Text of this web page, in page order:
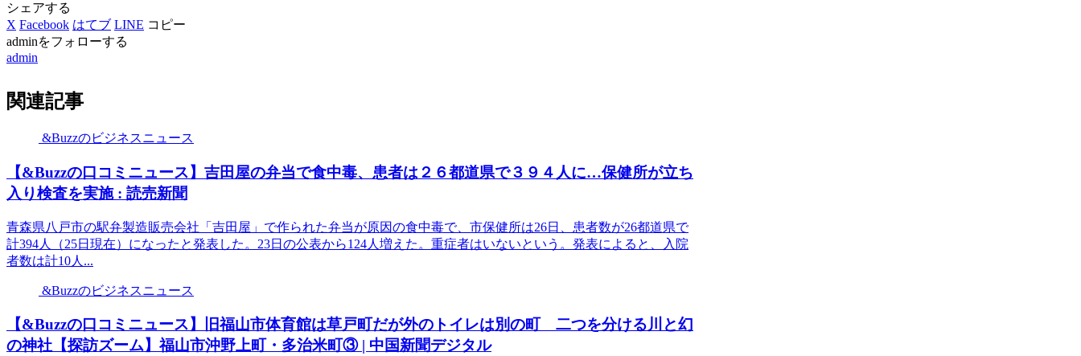
シェアする
X Facebook はてブ LINE コピー
adminをフォローする
admin
関連記事
&Buzzのビジネスニュース
【&Buzzの口コミニュース】吉田屋の弁当で食中毒、患者は２６都道県で３９４人に…保健所が立ち
入り検査を実施 : 読売新聞
青森県八戸市の駅弁製造販売会社「吉田屋」で作られた弁当が原因の食中毒で、市保健所は26日、患者数が26都道県で
計394人（25日現在）になったと発表した。23日の公表から124人増えた。重症者はいないという。発表によると、入院
者数は計10人...
&Buzzのビジネスニュース
【&Buzzの口コミニュース】旧福山市体育館は草戸町だが外のトイレは別の町 二つを分ける川と幻
の神社【探訪ズーム】福山市沖野上町・多治米町③ | 中国新聞デジタル